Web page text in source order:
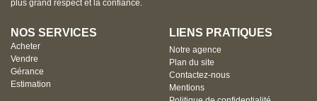
plus grand respect et la confiance.
NOS SERVICES
Acheter
Vendre
Gérance
Estimation
LIENS PRATIQUES
Notre agence
Plan du site
Contactez-nous
Mentions